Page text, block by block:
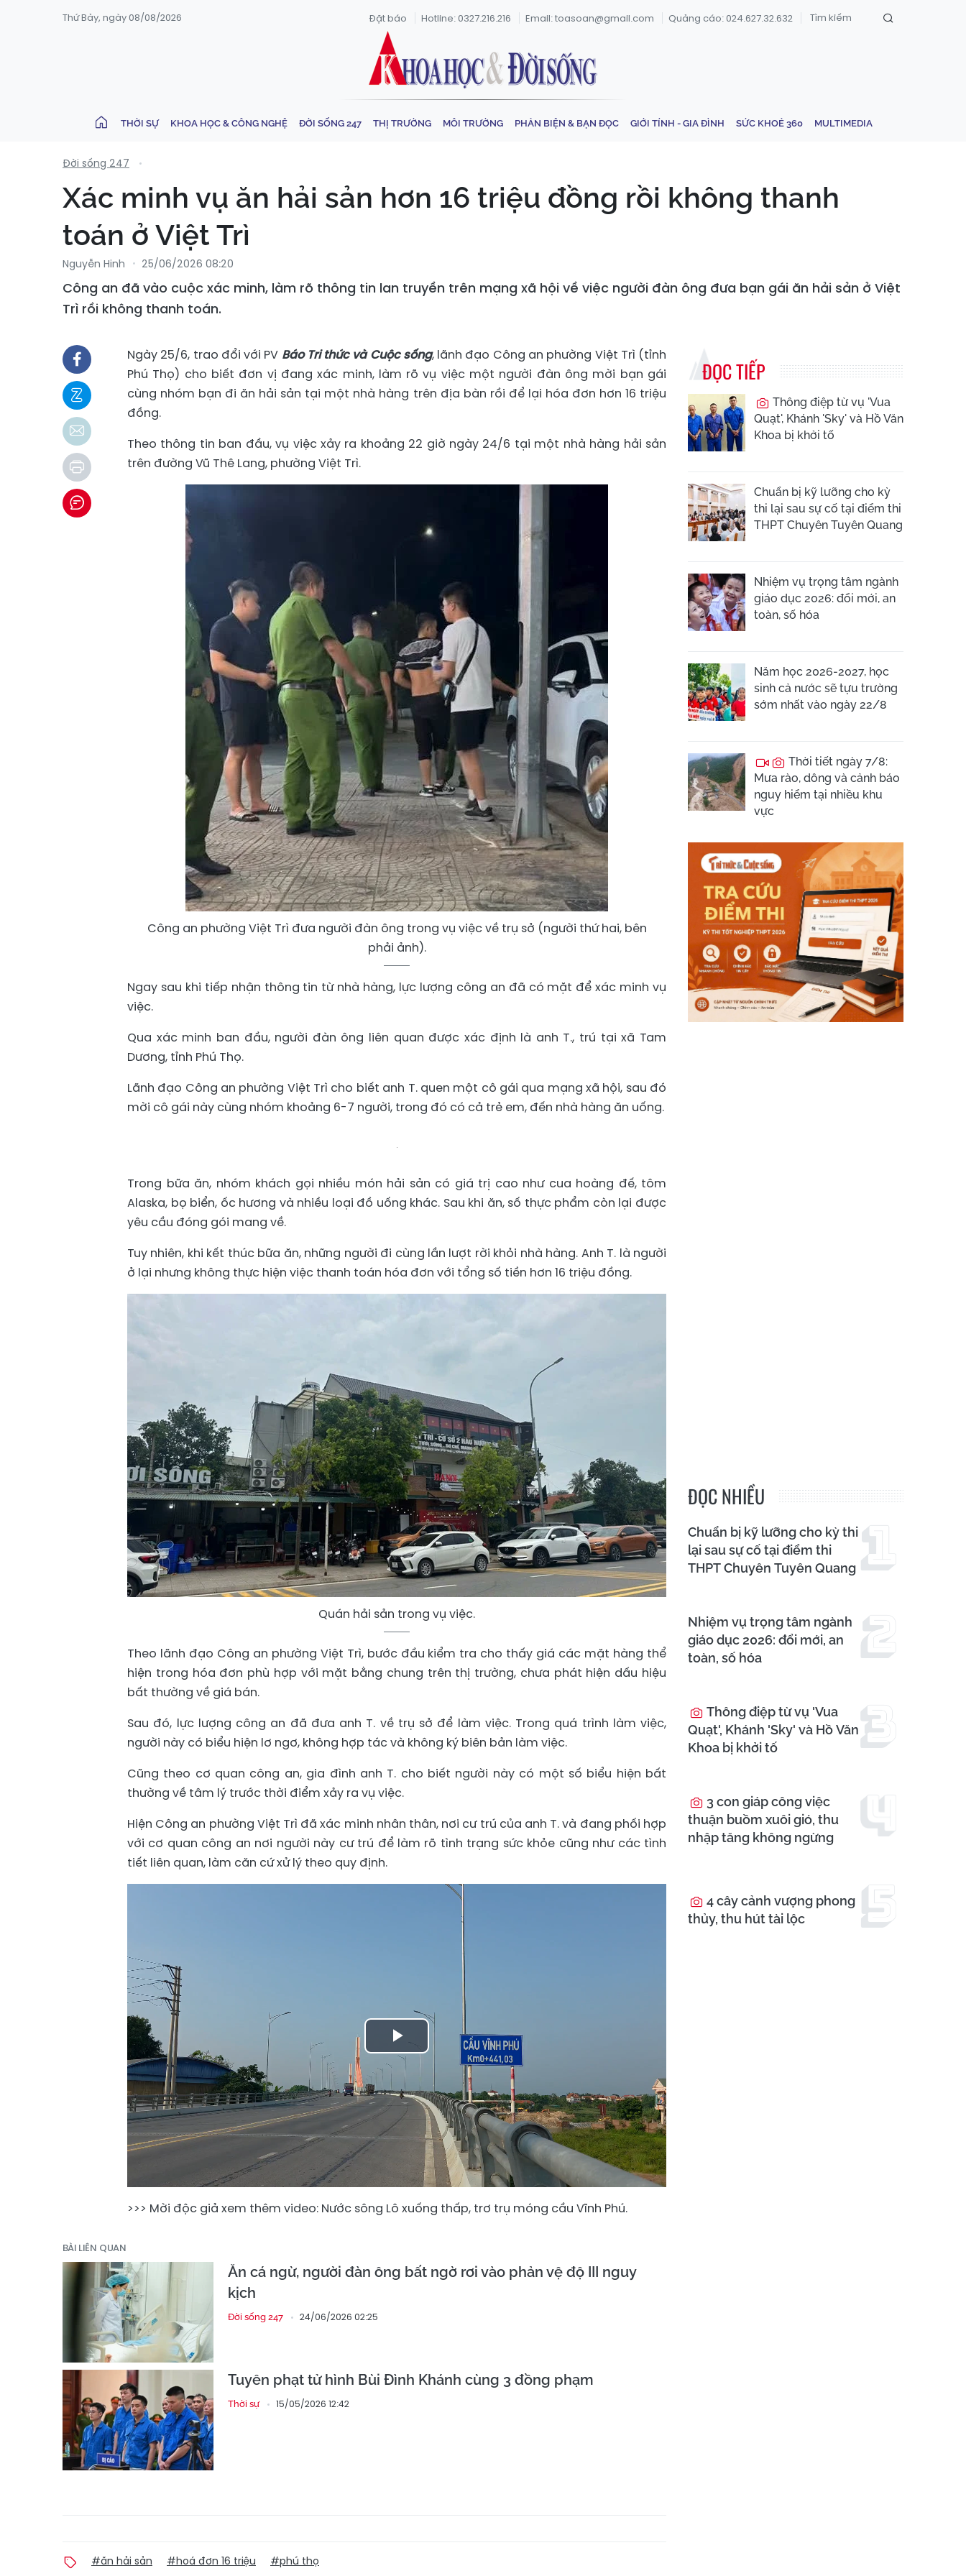
Thứ Bảy, ngày 08/08/2026 Đặt báo Hotline: 0327.216.216 Email: toasoan@gmail.com Quảng cáo: 024.627.32.632
THỜI SỰ KHOA HỌC & CÔNG NGHỆ ĐỜI SỐNG 247 THỊ TRƯỜNG MÔI TRƯỜNG PHẢN BIỆN & BẠN ĐỌC GIỚI TÍNH - GIA ĐÌNH SỨC KHOẺ 360 MULTIMEDIA
Đời sống 247
Xác minh vụ ăn hải sản hơn 16 triệu đồng rồi không thanh
toán ở Việt Trì
Nguyễn Hinh 25/06/2026 08:20
Công an đã vào cuộc xác minh, làm rõ thông tin lan truyền trên mạng xã hội về việc người đàn ông đưa bạn gái ăn hải sản ở Việt
Trì rồi không thanh toán.
Ngày 25/6, trao đổi với PV Báo Tri thức và Cuộc sống, lãnh đạo Công an phường Việt Trì (tỉnh
Phú Thọ) cho biết đơn vị đang xác minh, làm rõ vụ việc một người đàn ông mời bạn gái
cùng nhóm bạn đi ăn hải sản tại một nhà hàng trên địa bàn rồi để lại hóa đơn hơn 16 triệu
đồng.
Theo thông tin ban đầu, vụ việc xảy ra khoảng 22 giờ ngày 24/6 tại một nhà hàng hải sản
trên đường Vũ Thê Lang, phường Việt Trì.
Công an phường Việt Trì đưa người đàn ông trong vụ việc về trụ sở (người thứ hai, bên
phải ảnh).
Ngay sau khi tiếp nhận thông tin từ nhà hàng, lực lượng công an đã có mặt để xác minh vụ
việc.
Qua xác minh ban đầu, người đàn ông liên quan được xác định là anh T., trú tại xã Tam
Dương, tỉnh Phú Thọ.
Lãnh đạo Công an phường Việt Trì cho biết anh T. quen một cô gái qua mạng xã hội, sau đó
mời cô gái này cùng nhóm khoảng 6-7 người, trong đó có cả trẻ em, đến nhà hàng ăn uống.
Trong bữa ăn, nhóm khách gọi nhiều món hải sản có giá trị cao như cua hoàng đế, tôm
Alaska, bọ biển, ốc hương và nhiều loại đồ uống khác. Sau khi ăn, số thực phẩm còn lại được
yêu cầu đóng gói mang về.
Tuy nhiên, khi kết thúc bữa ăn, những người đi cùng lần lượt rời khỏi nhà hàng. Anh T. là người
ở lại nhưng không thực hiện việc thanh toán hóa đơn với tổng số tiền hơn 16 triệu đồng.
Quán hải sản trong vụ việc.
Theo lãnh đạo Công an phường Việt Trì, bước đầu kiểm tra cho thấy giá các mặt hàng thể
hiện trong hóa đơn phù hợp với mặt bằng chung trên thị trường, chưa phát hiện dấu hiệu
bất thường về giá bán.
Sau đó, lực lượng công an đã đưa anh T. về trụ sở để làm việc. Trong quá trình làm việc,
người này có biểu hiện lơ ngơ, không hợp tác và không ký biên bản làm việc.
Cũng theo cơ quan công an, gia đình anh T. cho biết người này có một số biểu hiện bất
thường về tâm lý trước thời điểm xảy ra vụ việc.
Hiện Công an phường Việt Trì đã xác minh nhân thân, nơi cư trú của anh T. và đang phối hợp
với cơ quan công an nơi người này cư trú để làm rõ tình trạng sức khỏe cũng như các tình
tiết liên quan, làm căn cứ xử lý theo quy định.
Play
Video
>>> Mời độc giả xem thêm video: Nước sông Lô xuống thấp, trơ trụ móng cầu Vĩnh Phú.
BÀI LIÊN QUAN
Ăn cá ngừ, người đàn ông bất ngờ rơi vào phản vệ độ III nguy
kịch
Đời sống 247 24/06/2026 02:25
Tuyên phạt tử hình Bùi Đình Khánh cùng 3 đồng phạm
Thời sự 15/05/2026 12:42
#ăn hải sản #hoá đơn 16 triệu #phú thọ
ĐỌC TIẾP
Thông điệp từ vụ 'Vua
Quạt', Khánh 'Sky' và Hồ Văn
Khoa bị khởi tố
Chuẩn bị kỹ lưỡng cho kỳ
thi lại sau sự cố tại điểm thi
THPT Chuyên Tuyên Quang
Nhiệm vụ trọng tâm ngành
giáo dục 2026: đổi mới, an
toàn, số hóa
Năm học 2026-2027, học
sinh cả nước sẽ tựu trường
sớm nhất vào ngày 22/8
Thời tiết ngày 7/8:
Mưa rào, dông và cảnh báo
nguy hiểm tại nhiều khu
vực
ĐỌC NHIỀU
Chuẩn bị kỹ lưỡng cho kỳ thi
lại sau sự cố tại điểm thi
THPT Chuyên Tuyên Quang
Nhiệm vụ trọng tâm ngành
giáo dục 2026: đổi mới, an
toàn, số hóa
Thông điệp từ vụ 'Vua
Quạt', Khánh 'Sky' và Hồ Văn
Khoa bị khởi tố
3 con giáp công việc
thuận buồm xuôi gió, thu
nhập tăng không ngừng
4 cây cảnh vượng phong
thủy, thu hút tài lộc